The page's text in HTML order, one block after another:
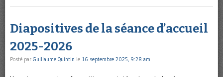
Diapositives de la séance d’accueil
2025-2026
Posté par Guillaume Quintin le 16 septembre 2025, 9:28 am